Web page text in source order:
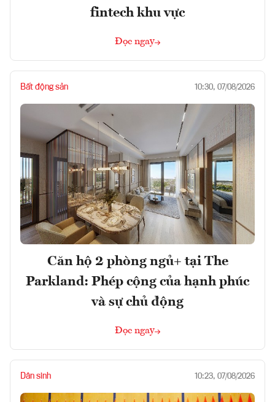
fintech khu vực
Đọc ngay
Bất động sản 10:30, 07/08/2026
Căn hộ 2 phòng ngủ+ tại The
Parkland: Phép cộng của hạnh phúc
và sự chủ động
Đọc ngay
Dân sinh 10:23, 07/08/2026